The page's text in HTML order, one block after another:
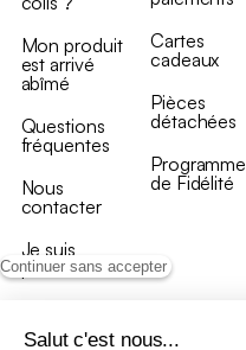
Continuer sans accepter
Salut c'est nous...
Mon produit
est arrivé
abîmé
Questions
fréquentes
Nous
contacter
Je suis
professionnel
Cartes
cadeaux
Pièces
détachées
Programme
de Fidélité